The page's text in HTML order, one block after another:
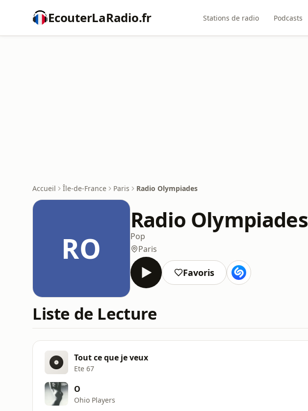
EcouterLaRadio.fr Stations de radio Podcasts
Accueil Île-de-France Paris Radio Olympiades
RO
Radio Olympiades
Pop
Paris
Favoris
Liste de Lecture
Tout ce que je veux
Ete 67
O
Ohio Players